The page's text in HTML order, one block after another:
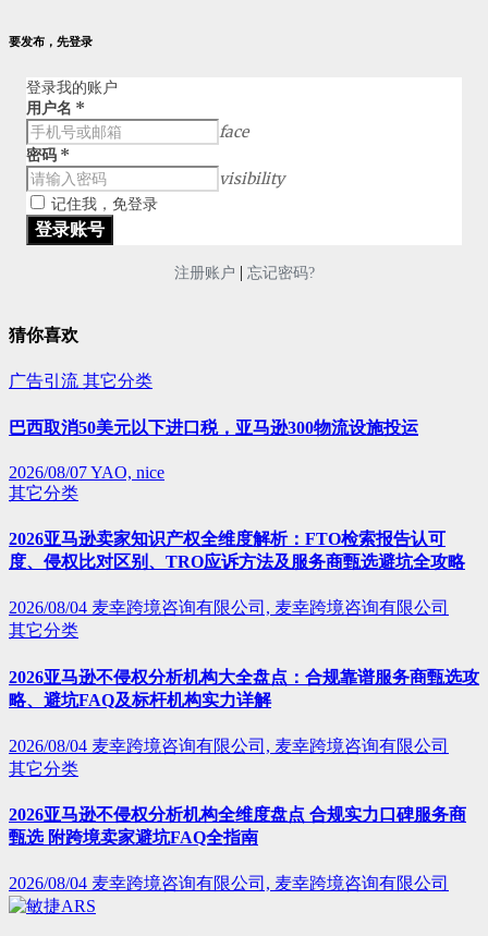
要发布，先登录
登录我的账户
用户名 *
face
密码 *
visibility
记住我，免登录
注册账户 | 忘记密码?
猜你喜欢
广告引流 其它分类
巴西取消50美元以下进口税，亚马逊300物流设施投运
2026/08/07YAO, nice
其它分类
2026亚马逊卖家知识产权全维度解析：FTO检索报告认可
度、侵权比对区别、TRO应诉方法及服务商甄选避坑全攻略
2026/08/04 麦幸跨境咨询有限公司, 麦幸跨境咨询有限公司
其它分类
2026亚马逊不侵权分析机构大全盘点：合规靠谱服务商甄选攻
略、避坑FAQ及标杆机构实力详解
2026/08/04 麦幸跨境咨询有限公司, 麦幸跨境咨询有限公司
其它分类
2026亚马逊不侵权分析机构全维度盘点 合规实力口碑服务商
甄选 附跨境卖家避坑FAQ全指南
2026/08/04 麦幸跨境咨询有限公司, 麦幸跨境咨询有限公司